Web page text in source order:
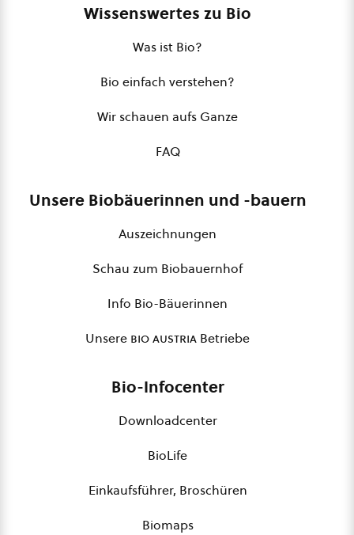
Wissenswertes zu Bio
Was ist Bio?
Bio einfach verstehen?
Wir schauen aufs Ganze
FAQ
Unsere Biobäuerinnen und -bauern
Auszeichnungen
Schau zum Biobauernhof
Info Bio-Bäuerinnen
Unsere bio austria Betriebe
Bio-Infocenter
Downloadcenter
BioLife
Einkaufsführer, Broschüren
Biomaps